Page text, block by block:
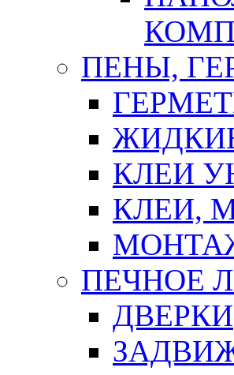
ПЕНЫ,
КЛЕИ
КЛЕИ,
ПЕЧНОЕ
ДВЕРКИ